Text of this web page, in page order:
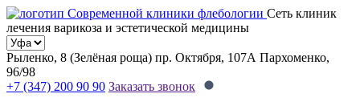
Сеть клиник
лечения варикоза и эстетической медицины
Рыленко, 8 (Зелёная роща) пр. Октября, 107А Пархоменко,
96/98
+7 (347) 200 90 90 Заказать звонок